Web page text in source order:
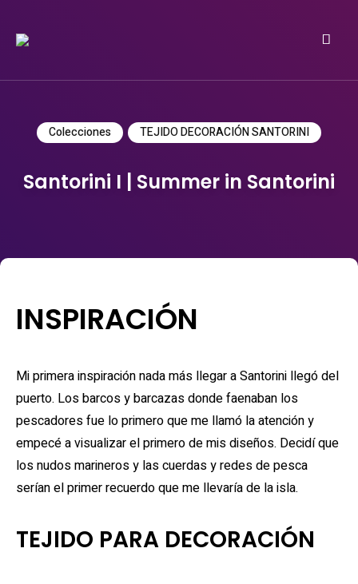
Do it yourself
Colecciones TEJIDO DECORACIÓN SANTORINI
Santorini I | Summer in Santorini
INSPIRACIÓN
Mi primera inspiración nada más llegar a Santorini llegó del
puerto. Los barcos y barcazas donde faenaban los
pescadores fue lo primero que me llamó la atención y
empecé a visualizar el primero de mis diseños. Decidí que
los nudos marineros y las cuerdas y redes de pesca
serían el primer recuerdo que me llevaría de la isla.
TEJIDO PARA DECORACIÓN